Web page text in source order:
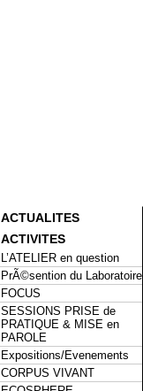
ACTUALITES
ACTIVITES
L’ATELIER en question
PrÃ©sention du Laboratoire
FOCUS
SESSIONS PRISE de
PRATIQUE & MISE en
PAROLE
Expositions/Evenements
CORPUS VIVANT